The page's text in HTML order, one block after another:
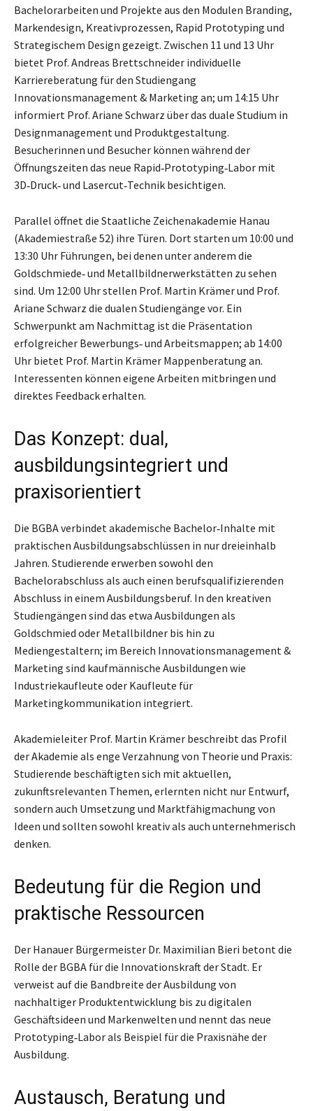
Bachelorarbeiten und Projekte aus den Modulen Branding,
Markendesign, Kreativprozessen, Rapid Prototyping und
Strategischem Design gezeigt. Zwischen 11 und 13 Uhr
bietet Prof. Andreas Brettschneider individuelle
Karriereberatung für den Studiengang
Innovationsmanagement & Marketing an; um 14:15 Uhr
informiert Prof. Ariane Schwarz über das duale Studium in
Designmanagement und Produktgestaltung.
Besucherinnen und Besucher können während der
Öffnungszeiten das neue Rapid‑Prototyping‑Labor mit
3D‑Druck‑ und Lasercut‑Technik besichtigen.
Parallel öffnet die Staatliche Zeichenakademie Hanau
(Akademiestraße 52) ihre Türen. Dort starten um 10:00 und
13:30 Uhr Führungen, bei denen unter anderem die
Goldschmiede‑ und Metallbildnerwerkstätten zu sehen
sind. Um 12:00 Uhr stellen Prof. Martin Krämer und Prof.
Ariane Schwarz die dualen Studiengänge vor. Ein
Schwerpunkt am Nachmittag ist die Präsentation
erfolgreicher Bewerbungs‑ und Arbeitsmappen; ab 14:00
Uhr bietet Prof. Martin Krämer Mappenberatung an.
Interessenten können eigene Arbeiten mitbringen und
direktes Feedback erhalten.
Das Konzept: dual,
ausbildungsintegriert und
praxisorientiert
Die BGBA verbindet akademische Bachelor‑Inhalte mit
praktischen Ausbildungsabschlüssen in nur dreieinhalb
Jahren. Studierende erwerben sowohl den
Bachelorabschluss als auch einen berufsqualifizierenden
Abschluss in einem Ausbildungsberuf. In den kreativen
Studiengängen sind das etwa Ausbildungen als
Goldschmied oder Metallbildner bis hin zu
Mediengestaltern; im Bereich Innovationsmanagement &
Marketing sind kaufmännische Ausbildungen wie
Industriekaufleute oder Kaufleute für
Marketingkommunikation integriert.
Akademieleiter Prof. Martin Krämer beschreibt das Profil
der Akademie als enge Verzahnung von Theorie und Praxis:
Studierende beschäftigten sich mit aktuellen,
zukunftsrelevanten Themen, erlernten nicht nur Entwurf,
sondern auch Umsetzung und Marktfähigmachung von
Ideen und sollten sowohl kreativ als auch unternehmerisch
denken.
Bedeutung für die Region und
praktische Ressourcen
Der Hanauer Bürgermeister Dr. Maximilian Bieri betont die
Rolle der BGBA für die Innovationskraft der Stadt. Er
verweist auf die Bandbreite der Ausbildung von
nachhaltiger Produktentwicklung bis zu digitalen
Geschäftsideen und Markenwelten und nennt das neue
Prototyping‑Labor als Beispiel für die Praxisnähe der
Ausbildung.
Austausch, Beratung und